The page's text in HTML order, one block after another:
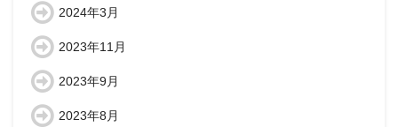
2024年3月
2023年11月
2023年9月
2023年8月